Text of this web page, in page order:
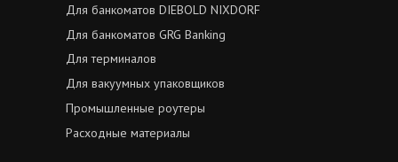
Для терминалов
Для банкоматов DIEBOLD NIXDORF
Для банкоматов GRG Banking
Расходные материалы
Для вакуумных упаковщиков
Промышленные роутеры